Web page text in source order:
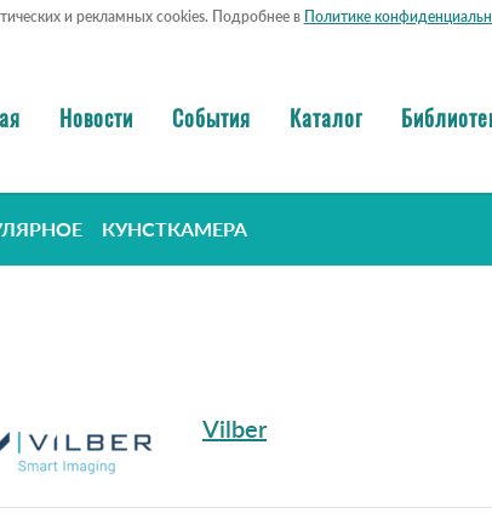
и рекламных cookies. Подробнее в Политике
Новости События Каталог
КУНСТКАМЕРА
Vilber